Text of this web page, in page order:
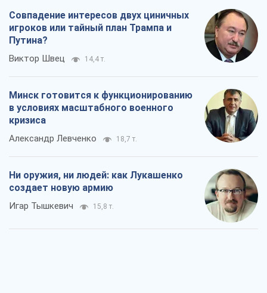
Совпадение интересов двух циничных
игроков или тайный план Трампа и
Путина?
Виктор Швец 14,4 т.
Минск готовится к функционированию
в условиях масштабного военного
кризиса
Александр Левченко 18,7 т.
Ни оружия, ни людей: как Лукашенко
создает новую армию
Игар Тышкевич 15,8 т.